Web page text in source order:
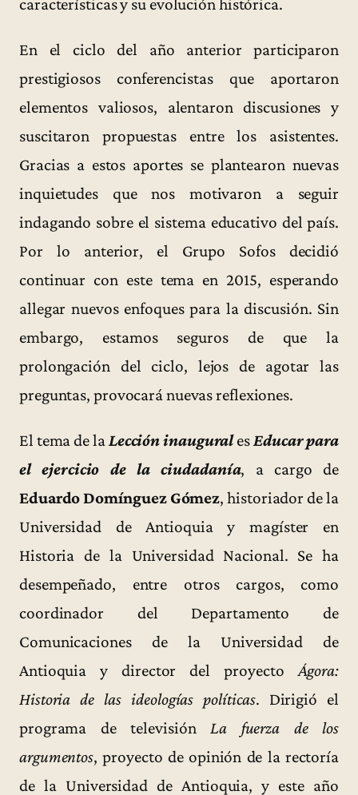
En el ciclo del año anterior participaron
prestigiosos conferencistas que aportaron
elementos valiosos, alentaron discusiones y
suscitaron propuestas entre los asistentes.
Gracias a estos aportes se plantearon nuevas
inquietudes que nos motivaron a seguir
indagando sobre el sistema educativo del país.
Por lo anterior, el Grupo Sofos decidió
continuar con este tema en 2015, esperando
allegar nuevos enfoques para la discusión. Sin
embargo, estamos seguros de que la
prolongación del ciclo, lejos de agotar las
preguntas, provocará nuevas reflexiones.
El tema de laLección inauguralesEducar para
el ejercicio de la ciudadanía, a cargo de
Eduardo Domínguez Gómez, historiador de la
Universidad de Antioquia y magíster en
Historia de la Universidad Nacional. Se ha
desempeñado, entre otros cargos, como
coordinador del Departamento de
Comunicaciones de la Universidad de
Antioquia y director del proyectoÁgora:
Historia de las ideologías políticas. Dirigió el
programa de televisiónLa fuerza de los
argumentos, proyecto de opinión de la rectoría
de la Universidad de Antioquia, y este año